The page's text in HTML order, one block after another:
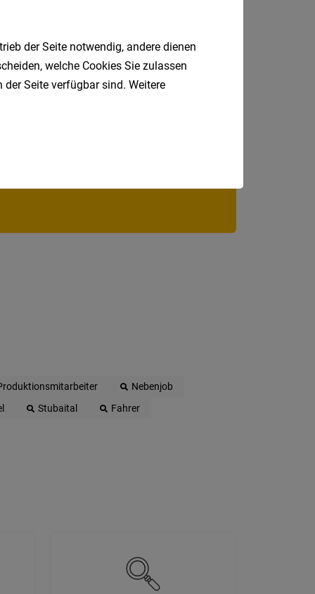
Nebenjob
Stubaital
Fahrer
der Seite notwendig, andere dienen
welche Cookies Sie zulassen
Seite verfügbar sind. Weitere